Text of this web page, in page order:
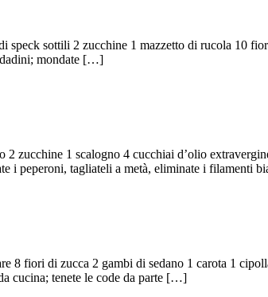
sottili 2 zucchine 1 mazzetto di rucola 10
dadini; mondate […]
zucchine 1 scalogno 4 cucchiai d’olio
i peperoni, tagliateli a metà, eliminate i filamenti
8 fiori di zucca 2 gambi di sedano 1 carota 1
cucina; tenete le code da parte […]